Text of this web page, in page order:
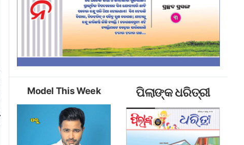
Model This Week ପିଲାଙ୍କ ଧରିତ୍ରୀ